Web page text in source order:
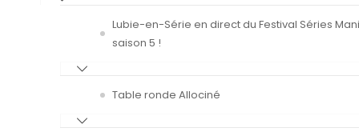
Lubie-en-Série en direct du Festival Séries
saison 5 !
Table ronde Allociné